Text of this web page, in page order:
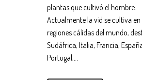
plantas que cultivó el hombre.
Actualmente la vid se cultiva en
regiones cálidas del mundo,
Sudáfrica, Italia, Francia,
Portugal,...